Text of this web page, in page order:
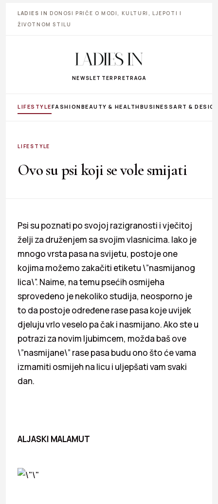
LADIES IN DONOSI PRIČE O MODI, KULTURI, LJEPOTI I
ŽIVOTNOM STILU
NEWSLETTER PRETRAGA
LIFESTYLEFASHIONBEAUTY & HEALTHBUSINESS ART &
LIFESTYLE
Ovo su psi koji se vole smijati
Psi su poznati po svojoj razigranosti i vječitoj
želji za druženjem sa svojim vlasnicima. Iako je
mnogo vrsta pasa na svijetu, postoje one
kojima možemo zakačiti etiketu \”nasmijanog
lica\”. Naime, na temu psećih osmijeha
sprovedeno je nekoliko studija, neosporno je
to da postoje određene rase pasa koje uvijek
djeluju vrlo veselo pa čak i nasmijano. Ako ste u
potrazi za novim ljubimcem, možda baš ove
\”nasmijane\” rase pasa budu ono što će vama
izmamiti osmijeh na licu i uljepšati vam svaki
dan.
ALJASKI MALAMUT